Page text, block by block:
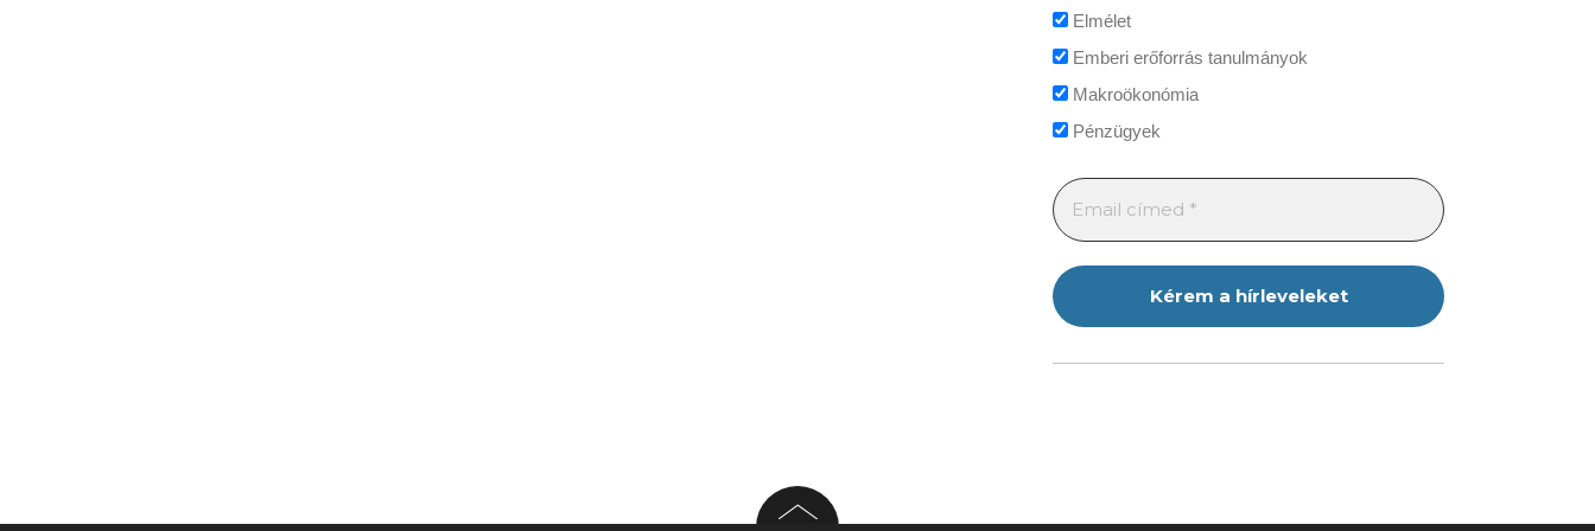
Elmélet
Emberi erőforrás tanulmányok
Makroökonómia
Pénzügyek